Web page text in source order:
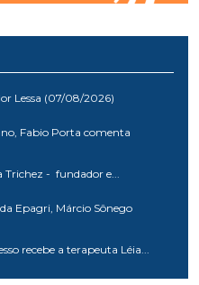
Lessa (07/08/2026)
Fabio Porta comenta
Trichez - fundador e...
Epagri, Márcio Sônego
recebe a terapeuta Léia...